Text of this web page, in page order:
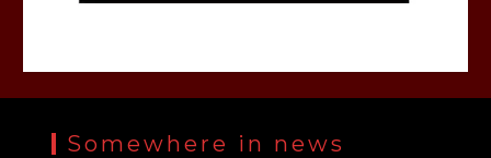
Somewhere in news